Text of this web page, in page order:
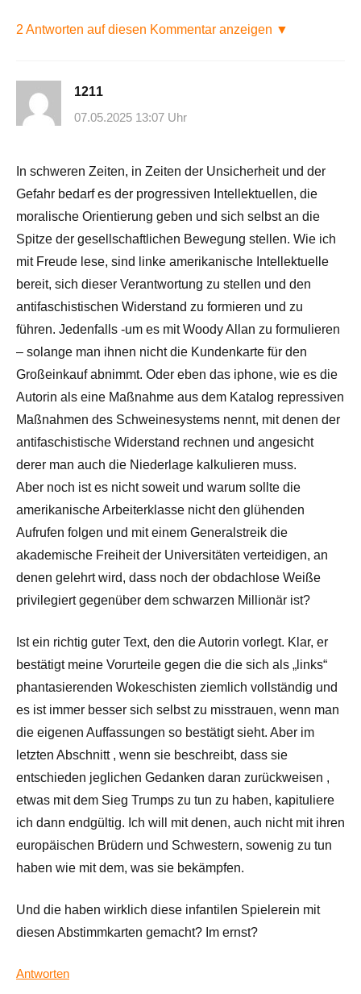
2 Antworten auf diesen Kommentar anzeigen ▼
1211
07.05.2025 13:07 Uhr
In schweren Zeiten, in Zeiten der Unsicherheit und der
Gefahr bedarf es der progressiven Intellektuellen, die
moralische Orientierung geben und sich selbst an die
Spitze der gesellschaftlichen Bewegung stellen. Wie ich
mit Freude lese, sind linke amerikanische Intellektuelle
bereit, sich dieser Verantwortung zu stellen und den
antifaschistischen Widerstand zu formieren und zu
führen. Jedenfalls -um es mit Woody Allan zu formulieren
– solange man ihnen nicht die Kundenkarte für den
Großeinkauf abnimmt. Oder eben das iphone, wie es die
Autorin als eine Maßnahme aus dem Katalog repressiven
Maßnahmen des Schweinesystems nennt, mit denen der
antifaschistische Widerstand rechnen und angesicht
derer man auch die Niederlage kalkulieren muss.
Aber noch ist es nicht soweit und warum sollte die
amerikanische Arbeiterklasse nicht den glühenden
Aufrufen folgen und mit einem Generalstreik die
akademische Freiheit der Universitäten verteidigen, an
denen gelehrt wird, dass noch der obdachlose Weiße
privilegiert gegenüber dem schwarzen Millionär ist?
Ist ein richtig guter Text, den die Autorin vorlegt. Klar, er
bestätigt meine Vorurteile gegen die die sich als „links“
phantasierenden Wokeschisten ziemlich vollständig und
es ist immer besser sich selbst zu misstrauen, wenn man
die eigenen Auffassungen so bestätigt sieht. Aber im
letzten Abschnitt , wenn sie beschreibt, dass sie
entschieden jeglichen Gedanken daran zurückweisen ,
etwas mit dem Sieg Trumps zu tun zu haben, kapituliere
ich dann endgültig. Ich will mit denen, auch nicht mit ihren
europäischen Brüdern und Schwestern, sowenig zu tun
haben wie mit dem, was sie bekämpfen.
Und die haben wirklich diese infantilen Spielerein mit
diesen Abstimmkarten gemacht? Im ernst?
Antworten